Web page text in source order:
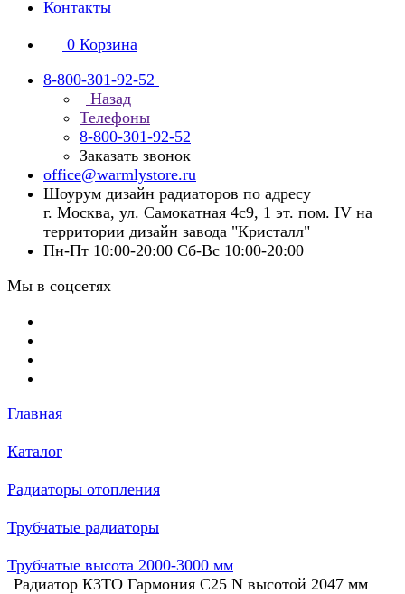
Контакты
0 Корзина
8-800-301-92-52
Назад
Телефоны
8-800-301-92-52
Заказать звонок
office@warmlystore.ru
Шоурум дизайн радиаторов по адресу
г. Москва, ул. Самокатная 4с9, 1 эт. пом. IV на
территории дизайн завода "Кристалл"
Пн-Пт 10:00-20:00 Сб-Вс 10:00-20:00
Мы в соцсетях
Главная
Каталог
Радиаторы отопления
Трубчатые радиаторы
Трубчатые высота 2000-3000 мм
Радиатор КЗТО Гармония С25 N высотой 2047 мм